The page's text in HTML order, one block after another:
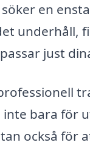
en
underhåll,
just
bara för
också för